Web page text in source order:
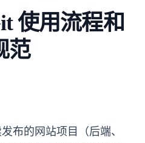
使用流程和
范
布的网站项目（后端、